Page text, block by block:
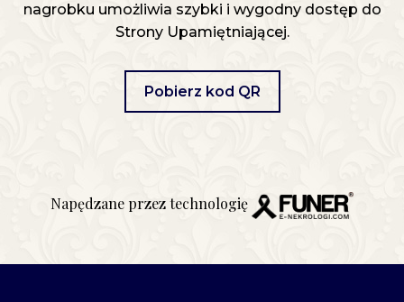
nagrobku umożliwia szybki i wygodny dostęp do
Strony Upamiętniającej.
Pobierz kod QR
Napędzane przez technologię